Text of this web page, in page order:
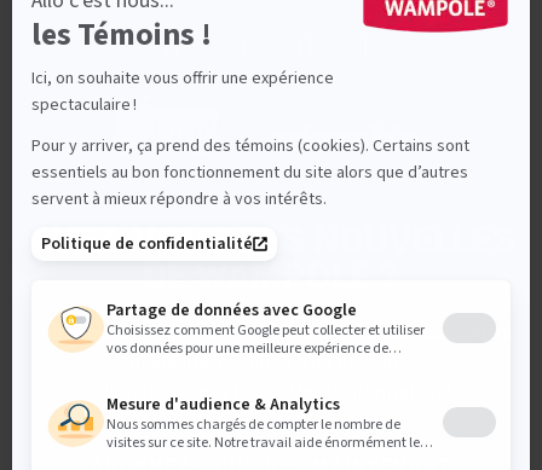
AVEZ-VOUS DES NOUVELLES
DE WAMPOLE ?
Vous souhaitez être sûr de ne manquer aucun lancement
ni aucune réédition d’un produit ?